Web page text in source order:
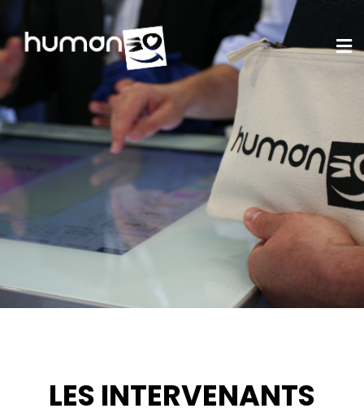
LES INTERVENANTS